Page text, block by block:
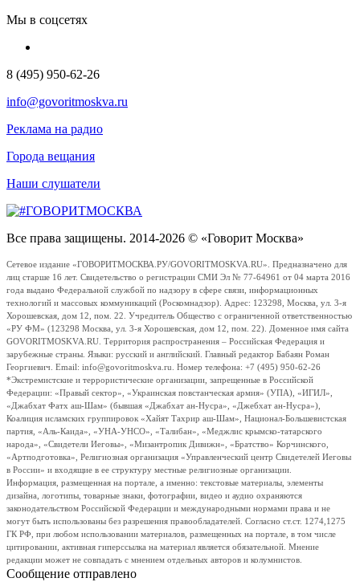
Мы в соцсетях
8 (495) 950-62-26
info@govoritmoskva.ru
Реклама на радио
Города вещания
Наши слушатели
Все права защищены. 2014-2026 © «Говорит Москва»
Сетевое издание «ГОВОРИТМОСКВА.РУ/GOVORITMOSKVA.RU». Предназначено для
лиц старше 16 лет. Свидетельство о регистрации СМИ Эл № 77-64961 от 04 марта 2016
года выдано Федеральной службой по надзору в сфере связи, информационных
технологий и массовых коммуникаций (Роскомнадзор). Адрес: 123298, Москва, ул. 3-я
Хорошевская, дом 12, пом. 22. Учредитель Общество с ограниченной ответственностью
«РУ ФМ» (123298 Москва, ул. 3-я Хорошевская, дом 12, пом. 22). Доменное имя сайта
GOVORITMOSKVA.RU. Территория распространения – Российская Федерация и
зарубежные страны. Языки: русский и английский. Главный редактор Бабаян Роман
Георгиевич. Email: info@govoritmoskva.ru. Номер телефона: +7 (495) 950-62-26
*Экстремистские и террористические организации, запрещенные в Российской
Федерации: «Правый сектор», «Украинская повстанческая армия» (УПА), «ИГИЛ»,
«Джабхат Фатх аш-Шам» (бывшая «Джабхат ан-Нусра», «Джебхат ан-Нусра»),
Коалиция исламских группировок «Хайят Тахрир аш-Шам», Национал-Большевистская
партия, «Аль-Каида», «УНА-УНСО», «Талибан», «Меджлис крымско-татарского
народа», «Свидетели Иеговы», «Мизантропик Дивижн», «Братство» Корчинского,
«Артподготовка», Религиозная организация «Управленческий центр Свидетелей Иеговы
в России» и входящие в ее структуру местные религиозные организации.
Информация, размещенная на портале, а именно: текстовые материалы, элементы
дизайна, логотипы, товарные знаки, фотографии, видео и аудио охраняются
законодательством Российской Федерации и международными нормами права и не
могут быть использованы без разрешения правообладателей. Согласно ст.ст. 1274,1275
ГК РФ, при любом использовании материалов, размещенных на портале, в том числе
цитировании, активная гиперссылка на материал является обязательной. Мнение
редакции может не совпадать с мнением отдельных авторов и колумнистов.
Сообщение отправлено